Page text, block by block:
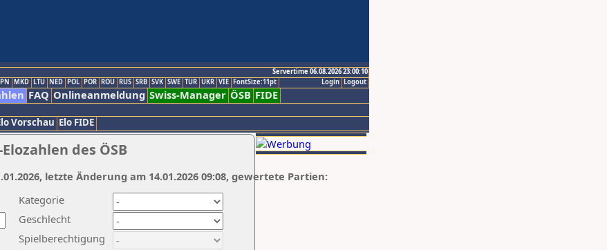
Servertime 06.08.2026 23:00:10
Logout
Login
MKD LTU NED POL POR ROU RUS SRB SVK SWE TUR UKR VIE FontSize:11pt
FAQ Onlineanmeldung Swiss-Manager ÖSB FIDE
Vorschau Elo FIDE
des ÖSB
Kategorie
Geschlecht
Spielberechtigung
letzte Änderung am 14.01.2026 09:08, gewertete Partien: